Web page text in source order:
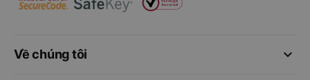
keyboard_arrow_down
Về chúng tôi